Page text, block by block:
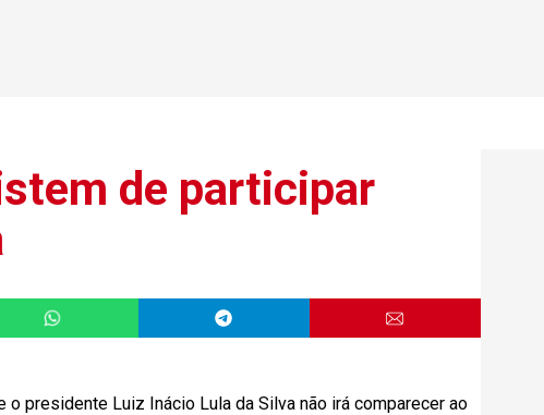
de participar
o presidente Luiz Inácio Lula da Silva não irá comparecer ao